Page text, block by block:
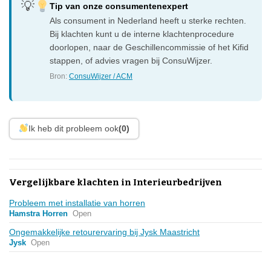
Tip van onze consumentenexpert
Als consument in Nederland heeft u sterke rechten.
Bij klachten kunt u de interne klachtenprocedure
doorlopen, naar de Geschillencommissie of het Kifid
stappen, of advies vragen bij ConsuWijzer.
Bron:ConsuWijzer / ACM
Ik heb dit probleem ook(0)
Vergelijkbare klachten in Interieurbedrijven
Probleem met installatie van horren
Hamstra Horren Open
Ongemakkelijke retourervaring bij Jysk Maastricht
Jysk Open